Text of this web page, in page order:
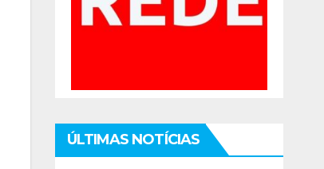
ÚLTIMAS NOTÍCIAS